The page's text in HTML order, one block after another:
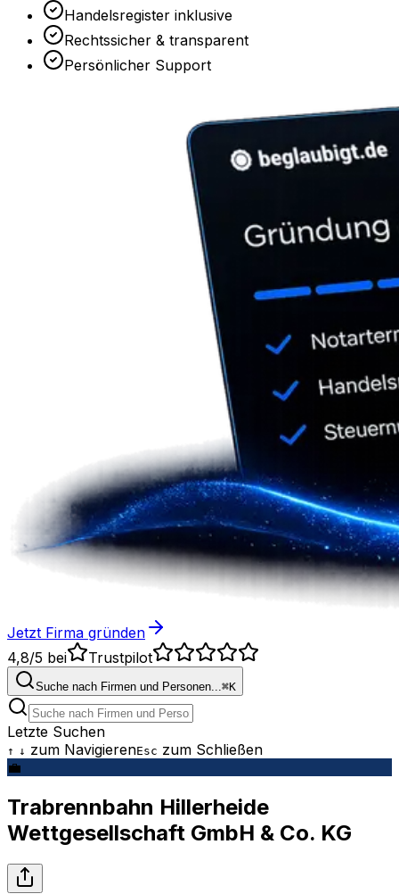
Handelsregister inklusive
Rechtssicher & transparent
Persönlicher Support
Jetzt Firma gründen
4,8/5 bei Trustpilot
Suche nach Firmen und Personen...⌘K
Letzte Suchen
↑ ↓ zum NavigierenEsc zum Schließen
💼
Trabrennbahn Hillerheide
Wettgesellschaft GmbH & Co. KG